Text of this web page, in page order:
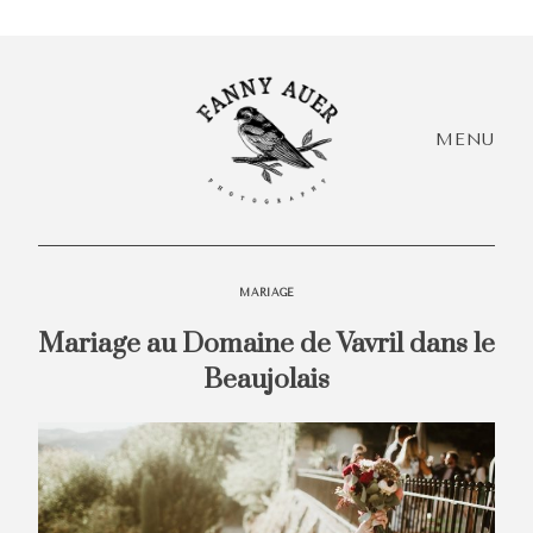
MENU
MARIAGE
Mariage au Domaine de Vavril dans le
Beaujolais
+ Infos
+ Portfolio